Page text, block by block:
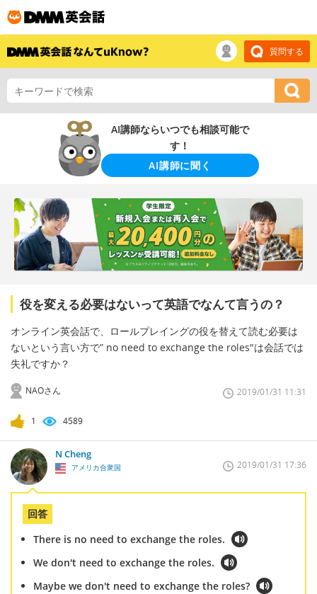
質問する
AI講師ならいつでも相談可能で
す！
AI講師に聞く
役を変える必要はないって英語でなんて言うの？
オンライン英会話で、ロールプレイングの役を替えて読む必要は
ないという言い方で” no need to exchange the roles"は会話では
失礼ですか？
NAOさん 2019/01/31 11:31
1 4589
N Cheng
アメリカ合衆国 2019/01/31 17:36
回答
There is no need to exchange the roles.
We don't need to exchange the roles.
Maybe we don't need to exchange the roles?